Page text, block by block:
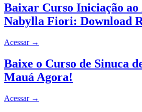
Baixar Curso Iniciação ao
Nabylla Fiori: Download
Acessar →
Baixe o Curso de Sinuca
Mauá Agora!
Acessar →